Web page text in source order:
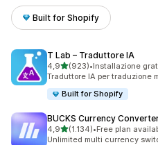
Built for Shopify
T Lab – Traduttore IA
4,9stelle su 5
(923)
923 recensioni totali
•Installazione
Traduttore IA per traduzione
Built for Shopify
BUCKS Currency
4,9stelle su 5
(1.134)
1134 recensioni totali
•Free plan
Unlimited multi currency